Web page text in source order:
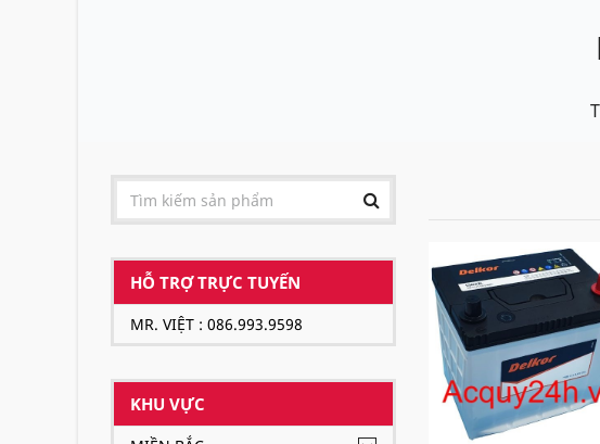
HỖ TRỢ TRỰC TUYẾN
MR. VIỆT : 086.993.9598
KHU VỰC